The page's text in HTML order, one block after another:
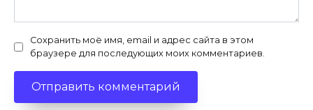
Сохранить моё имя, email и адрес сайта в этом
браузере для последующих моих комментариев.